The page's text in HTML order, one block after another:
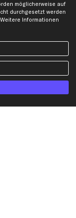
möglicherweise auf
durchgesetzt werden
Informationen